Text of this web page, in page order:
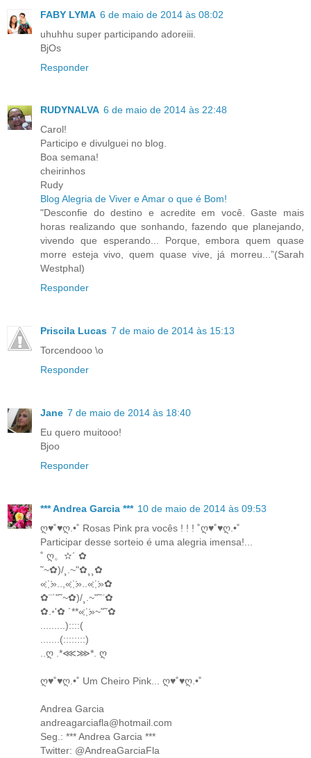
FABY LYMA 6 de maio de 2014 às 08:02
uhuhhu super participando adoreiii.
BjOs
Responder
RUDYNALVA 6 de maio de 2014 às 22:48
Carol!
Participo e divulguei no blog.
Boa semana!
cheirinhos
Rudy
Blog Alegria de Viver e Amar o que é Bom!
"Desconfie do destino e acredite em você. Gaste mais
horas realizando que sonhando, fazendo que planejando,
vivendo que esperando... Porque, embora quem quase
morre esteja vivo, quem quase vive, já morreu...”(Sarah
Westphal)
Responder
Priscila Lucas 7 de maio de 2014 às 15:13
Torcendooo \o
Responder
Jane 7 de maio de 2014 às 18:40
Eu quero muitooo!
Bjoo
Responder
*** Andrea Garcia *** 10 de maio de 2014 às 09:53
ღ♥˚♥ღ.•˚ Rosas Pink pra vocês ! ! ! ˚ღ♥˚♥ღ.•˚
Participar desse sorteio é uma alegria imensa!...
˚ ღ。✫´ ✿
˜~✿)/¸.~"✿¸¸✿
« ҉ »..,« ҉ »..« ҉ »✿
✿¨´"˜~✿)/¸.~"˜¨✿
✿.◦'✿ ´**« ҉ »~"˜✿
.........)::::(
.......(::::::::)
..ღ .*⋘⋙*. ღ
ღ♥˚♥ღ.•˚ Um Cheiro Pink... ღ♥˚♥ღ.•˚
Andrea Garcia
andreagarciafla@hotmail.com
Seg.: *** Andrea Garcia ***
Twitter: @AndreaGarciaFla